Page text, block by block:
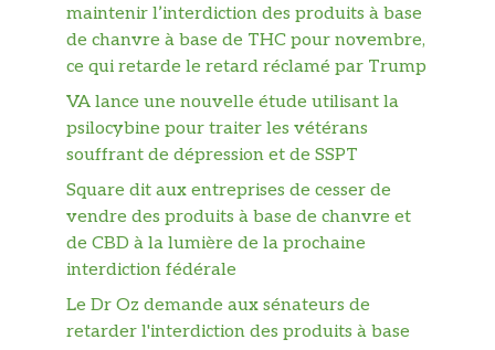
maintenir l’interdiction des produits à base
de chanvre à base de THC pour novembre,
ce qui retarde le retard réclamé par Trump
VA lance une nouvelle étude utilisant la
psilocybine pour traiter les vétérans
souffrant de dépression et de SSPT
Square dit aux entreprises de cesser de
vendre des produits à base de chanvre et
de CBD à la lumière de la prochaine
interdiction fédérale
Le Dr Oz demande aux sénateurs de
retarder l'interdiction des produits à base